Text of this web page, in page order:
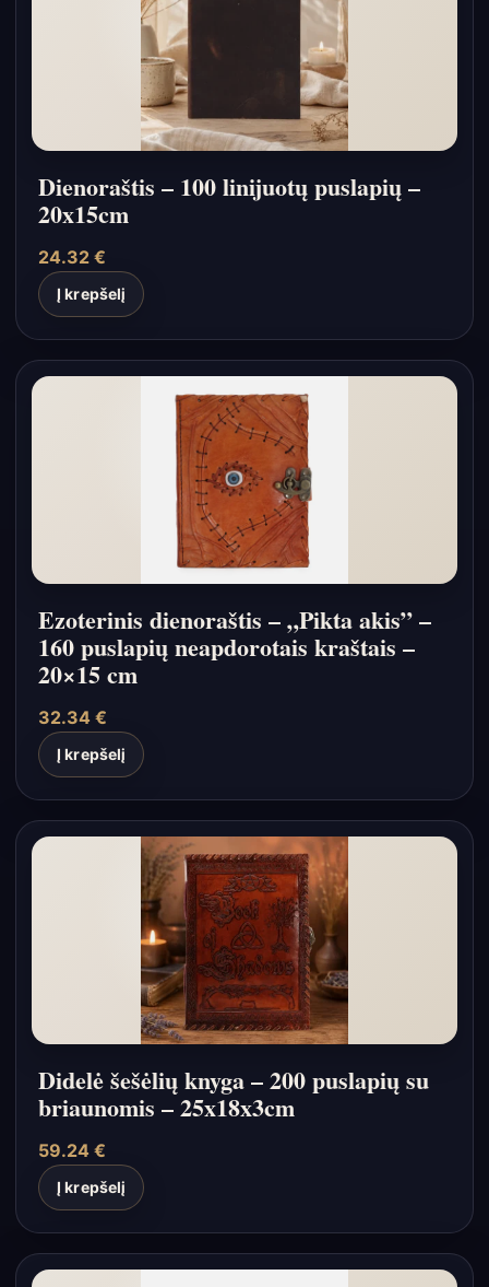
Dienoraštis – 100 linijuotų puslapių –
20x15cm
24.32 €
Į krepšelį
Ezoterinis dienoraštis – „Pikta akis” –
160 puslapių neapdorotais kraštais –
20×15 cm
32.34 €
Į krepšelį
Didelė šešėlių knyga – 200 puslapių su
briaunomis – 25x18x3cm
59.24 €
Į krepšelį